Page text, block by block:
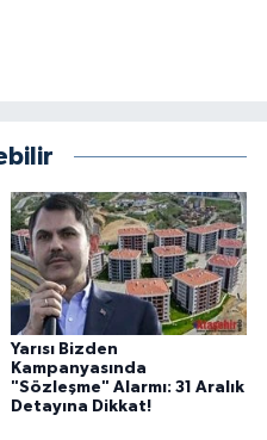
Yarısı Bizden
Kampanyasında
"Sözleşme" Alarmı: 31 Aralık
Detayına Dikkat!